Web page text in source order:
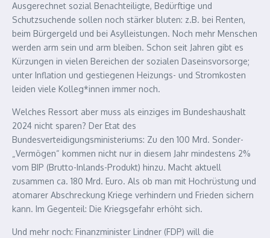
Ausgerechnet sozial Benachteiligte, Bedürftige und
Schutzsuchende sollen noch stärker bluten: z.B. bei Renten,
beim Bürgergeld und bei Asylleistungen. Noch mehr Menschen
werden arm sein und arm bleiben. Schon seit Jahren gibt es
Kürzungen in vielen Bereichen der sozialen Daseinsvorsorge;
unter Inflation und gestiegenen Heizungs- und Stromkosten
leiden viele Kolleg*innen immer noch.
Welches Ressort aber muss als einziges im Bundeshaushalt
2024 nicht sparen? Der Etat des
Bundesverteidigungsministeriums: Zu den 100 Mrd. Sonder-
„Vermögen“ kommen nicht nur in diesem Jahr mindestens 2%
vom BIP (Brutto-Inlands-Produkt) hinzu. Macht aktuell
zusammen ca. 180 Mrd. Euro. Als ob man mit Hochrüstung und
atomarer Abschreckung Kriege verhindern und Frieden sichern
kann. Im Gegenteil: Die Kriegsgefahr erhöht sich.
Und mehr noch: Finanzminister Lindner (FDP) will die